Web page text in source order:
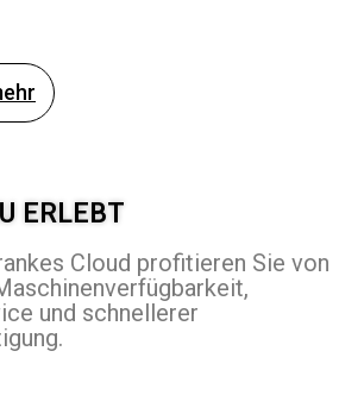
ERLEBT
Cloud profitieren Sie von
und schnellerer